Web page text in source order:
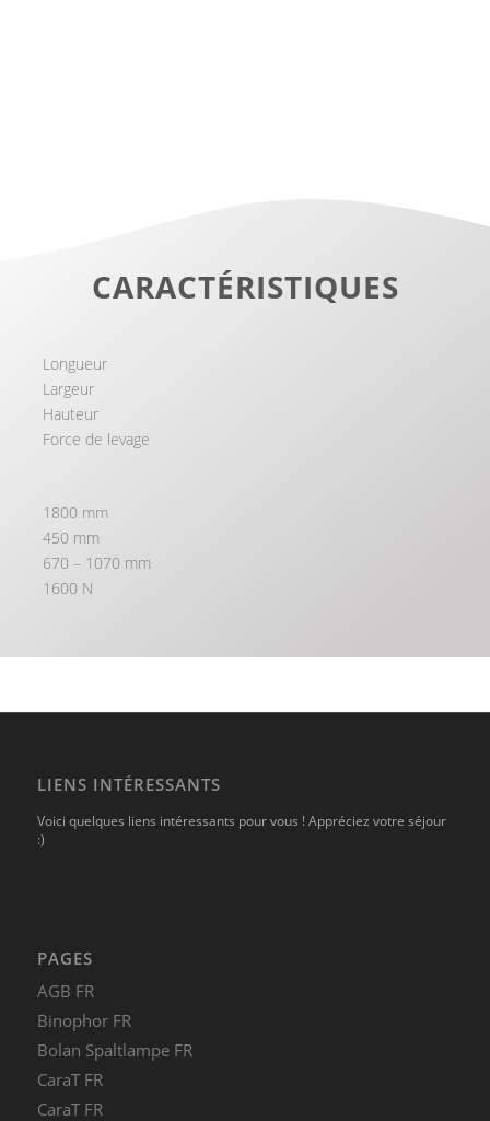
CARACTÉRISTIQUES
Longueur
Largeur
Hauteur
Force de levage
1800 mm
450 mm
670 – 1070 mm
1600 N
LIENS INTÉRESSANTS
Voici quelques liens intéressants pour vous ! Appréciez votre séjour
:)
PAGES
AGB FR
Binophor FR
Bolan Spaltlampe FR
CaraT FR
CaraT FR